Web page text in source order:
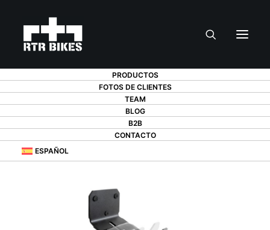
PRODUCTOS
FOTOS DE CLIENTES
TEAM
BLOG
B2B
CONTACTO
ESPAÑOL